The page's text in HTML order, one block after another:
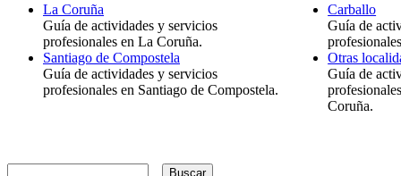
La Coruña
Guía de actividades y servicios
profesionales en La Coruña.
Santiago de Compostela
Guía de actividades y servicios
profesionales en Santiago de Compostela.
Carballo
Guía de
Otras
Guía de
Coruña.